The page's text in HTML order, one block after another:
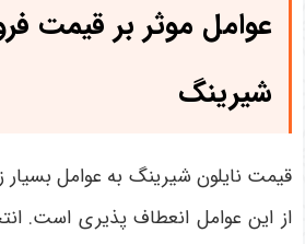
عوامل موثر بر قیمت
شیرینگ
قیمت نایلون شیرینگ به عوامل
از این عوامل انعطاف پذیری است.